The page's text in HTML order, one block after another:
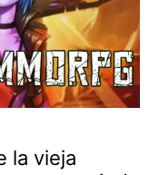
la vieja